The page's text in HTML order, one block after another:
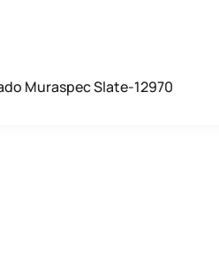
Muraspec Slate-12970